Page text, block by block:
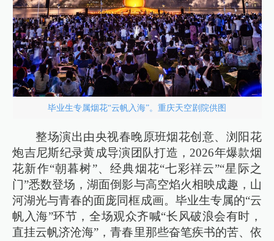
毕业生专属烟花“云帆入海”。重庆天空剧院供图
整场演出由央视春晚原班烟花创意、浏阳花
炮吉尼斯纪录黄成导演团队打造，2026年爆款烟
花新作“朝暮树”、经典烟花“七彩祥云”“星际之
门”悉数登场，湖面倒影与高空焰火相映成趣，山
河湖光与青春的面庞同框成画。毕业生专属的“云
帆入海”环节，全场观众齐喊“长风破浪会有时，
直挂云帆济沧海”，青春里那些奋笔疾书的苦、依